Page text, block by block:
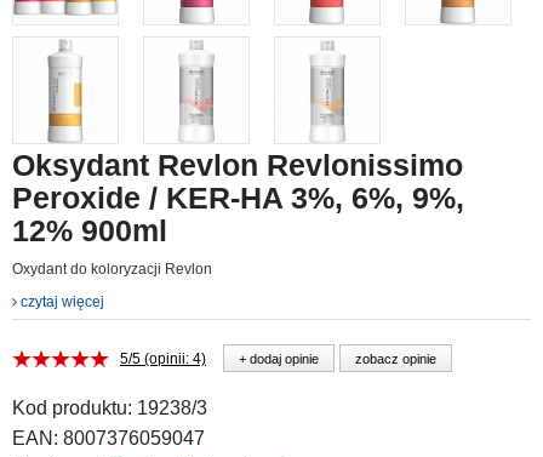
Oksydant Revlon Revlonissimo
Peroxide / KER-HA 3%, 6%, 9%,
12% 900ml
Oxydant do koloryzacji Revlon
czytaj więcej
5/5 (opinii: 4) + dodaj opinie zobacz opinie
Kod produktu: 19238/3
EAN: 8007376059047